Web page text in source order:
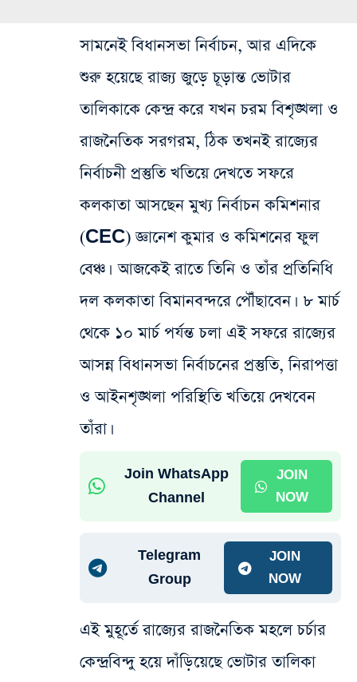
সামনেই বিধানসভা নির্বাচন, আর এদিকে
শুরু হয়েছে রাজ্য জুড়ে চূড়ান্ত ভোটার
তালিকাকে কেন্দ্র করে যখন চরম বিশৃঙ্খলা ও
রাজনৈতিক সরগরম, ঠিক তখনই রাজ্যের
নির্বাচনী প্রস্তুতি খতিয়ে দেখতে সফরে
কলকাতা আসছেন মুখ্য নির্বাচন কমিশনার
(CEC) জ্ঞানেশ কুমার ও কমিশনের ফুল
বেঞ্চ। আজকেই রাতে তিনি ও তাঁর প্রতিনিধি
দল কলকাতা বিমানবন্দরে পৌঁছাবেন। ৮ মার্চ
থেকে ১০ মার্চ পর্যন্ত চলা এই সফরে রাজ্যের
আসন্ন বিধানসভা নির্বাচনের প্রস্তুতি, নিরাপত্তা
ও আইনশৃঙ্খলা পরিস্থিতি খতিয়ে দেখবেন
তাঁরা।
Join WhatsApp
Channel
JOIN
NOW
Telegram
Group
JOIN
NOW
এই মুহূর্তে রাজ্যের রাজনৈতিক মহলে চর্চার
কেন্দ্রবিন্দু হয়ে দাঁড়িয়েছে ভোটার তালিকা